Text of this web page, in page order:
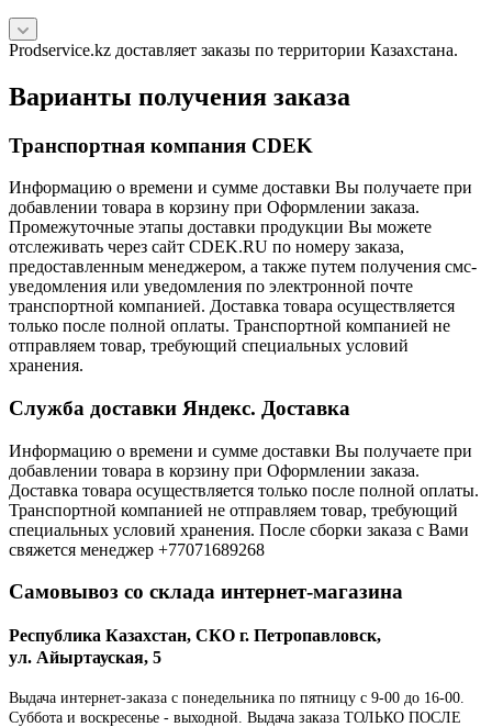
Prodservice.kz доставляет заказы по территории Казахстана.
Варианты получения заказа
Транспортная компания CDEK
Информацию о времени и сумме доставки Вы получаете при
добавлении товара в корзину при Оформлении заказа.
Промежуточные этапы доставки продукции Вы можете
отслеживать через сайт CDEK.RU по номеру заказа,
предоставленным менеджером, а также путем получения смс-
уведомления или уведомления по электронной почте
транспортной компанией. Доставка товара осуществляется
только после полной оплаты. Транспортной компанией не
отправляем товар, требующий специальных условий
хранения.
Служба доставки Яндекс. Доставка
Информацию о времени и сумме доставки Вы получаете при
добавлении товара в корзину при Оформлении заказа.
Доставка товара осуществляется только после полной оплаты.
Транспортной компанией не отправляем товар, требующий
специальных условий хранения. После сборки заказа с Вами
свяжется менеджер +77071689268
Самовывоз со склада интернет-магазина
Республика Казахстан, СКО г. Петропавловск,
ул. Айыртауская, 5
Выдача интернет-заказа с понедельника по пятницу с 9-00 до 16-00.
Суббота и воскресенье - выходной. Выдача заказа ТОЛЬКО ПОСЛЕ